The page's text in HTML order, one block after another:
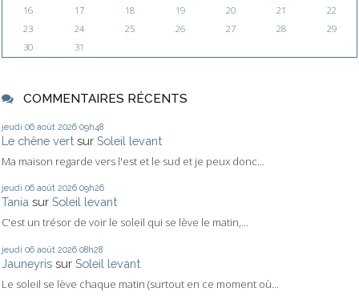
16 17 18 19 20 21
22
23
24 25 26 27 28
29
30
31
COMMENTAIRES RÉCENTS
jeudi 06 août 2026 09h48
Le chêne vert sur Soleil levant
Ma maison regarde vers l'est et le sud et je peux donc...
jeudi 06 août 2026 09h26
Tania sur Soleil levant
C'est un trésor de voir le soleil qui se lève le matin,...
jeudi 06 août 2026 08h28
Jauneyris sur Soleil levant
Le soleil se lève chaque matin (surtout en ce moment où...